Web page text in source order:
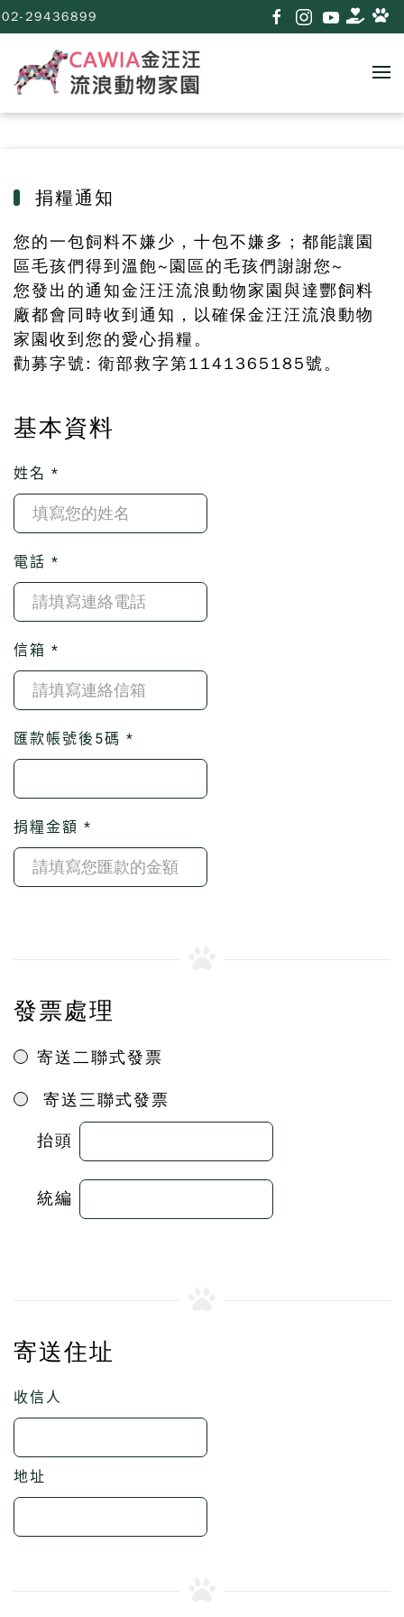
02-29436899
捐糧通知
您的一包飼料不嫌少，十包不嫌多；都能讓園
區毛孩們得到溫飽~ 園區的毛孩們謝謝您~
您發出的通知金汪汪流浪動物家園與達酆飼料
廠都會同時收到通知，以確保金汪汪流浪動物
家園收到您的愛心捐糧。
勸募字號: 衛部救字第1141365185號。
基本資料
姓名 *
電話 *
信箱 *
匯款帳號後5碼 *
捐糧金額 *
發票處理
寄送二聯式發票
寄送三聯式發票
抬頭
統編
寄送住址
收信人
地址